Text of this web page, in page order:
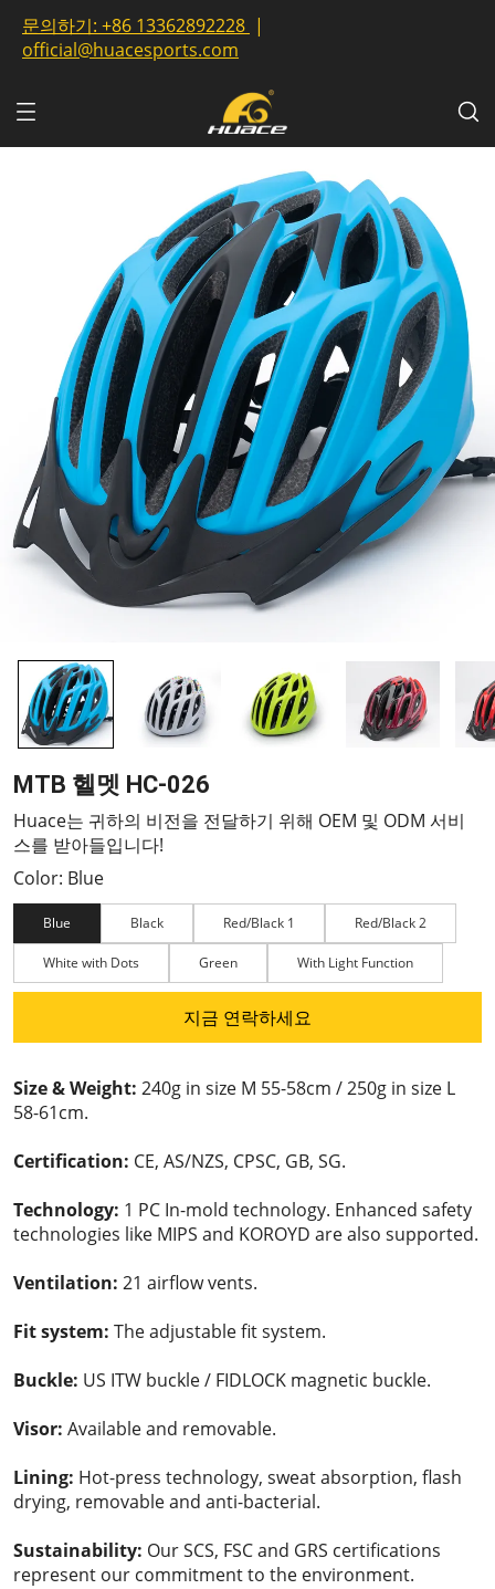
문의하기: +86 13362892228 |
official@huacesports.com
MTB 헬멧 HC-026
Huace는 귀하의 비전을 전달하기 위해 OEM 및 ODM 서비
스를 받아들입니다!
Color: Blue
Blue Black Red/Black 1 Red/Black 2
White with Dots Green With Light Function
지금 연락하세요
Size & Weight: 240g in size M 55-58cm / 250g in size L
58-61cm.
Certification: CE, AS/NZS, CPSC, GB, SG.
Technology: 1 PC In-mold technology. Enhanced safety
technologies like MIPS and KOROYD are also supported.
Ventilation: 21 airflow vents.
Fit system: The adjustable fit system.
Buckle: US ITW buckle / FIDLOCK magnetic buckle.
Visor: Available and removable.
Lining: Hot-press technology, sweat absorption, flash
drying, removable and anti-bacterial.
Sustainability: Our SCS, FSC and GRS certifications
represent our commitment to the environment.